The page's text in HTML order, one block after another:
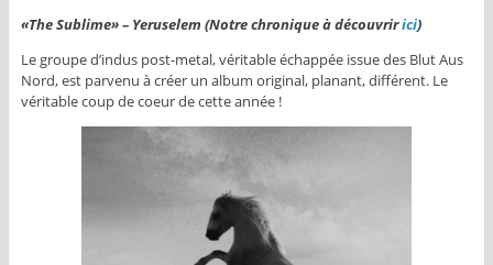
«The Sublime» – Yeruselem (Notre chronique à découvririci)
Le groupe d’indus post-metal, véritable échappée issue des Blut Aus
Nord, est parvenu à créer un album original, planant, différent. Le
véritable coup de coeur de cette année !